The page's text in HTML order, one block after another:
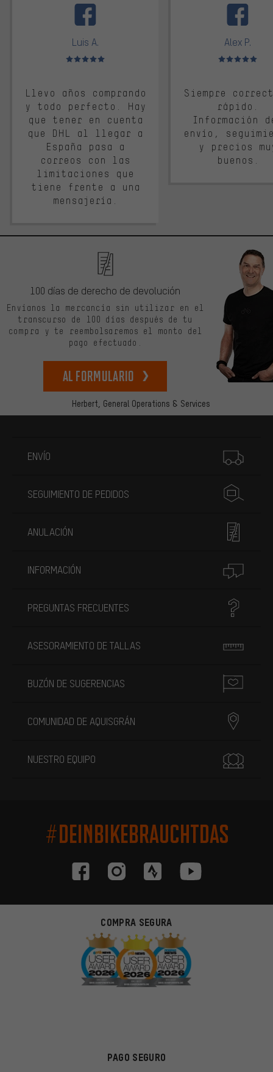
Luis A.
Valoración media: 5 de 5
Llevo años comprando
y todo perfecto. Hay
que tener en cuenta
que DHL al llegar a
España pasa a
correos con las
limitaciones que
tiene frente a una
mensajería.
Alex P.
Valoración
Siempre
rápido.
Información
envío,
y precios
buenos.
Herbert, General Operations & Services
100 días de derecho de devolución
Envíanos la mercancía sin utilizar en el
transcurso de 100 días después de tu
compra y te reembolsaremos el monto del
pago efectuado.
Al formulario
ENVÍO
SEGUIMIENTO DE PEDIDOS
ANULACIÓN
INFORMACIÓN
PREGUNTAS FRECUENTES
ASESORAMIENTO DE TALLAS
BUZÓN DE SUGERENCIAS
COMUNIDAD DE AQUISGRÁN
NUESTRO EQUIPO
#DEINBIKEBRAUCHTDAS
COMPRA SEGURA
PAGO SEGURO